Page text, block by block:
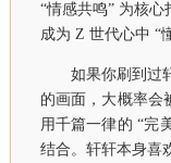
“情感共鸣” 为核
成为 Z 世代心中 “
如果你刷到过
的画面，大概率会
用千篇一律的 “完
结合。轩轩本身喜